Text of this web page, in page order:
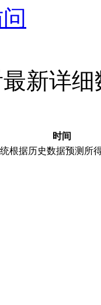
新详细
时间
根据历史数据预测所